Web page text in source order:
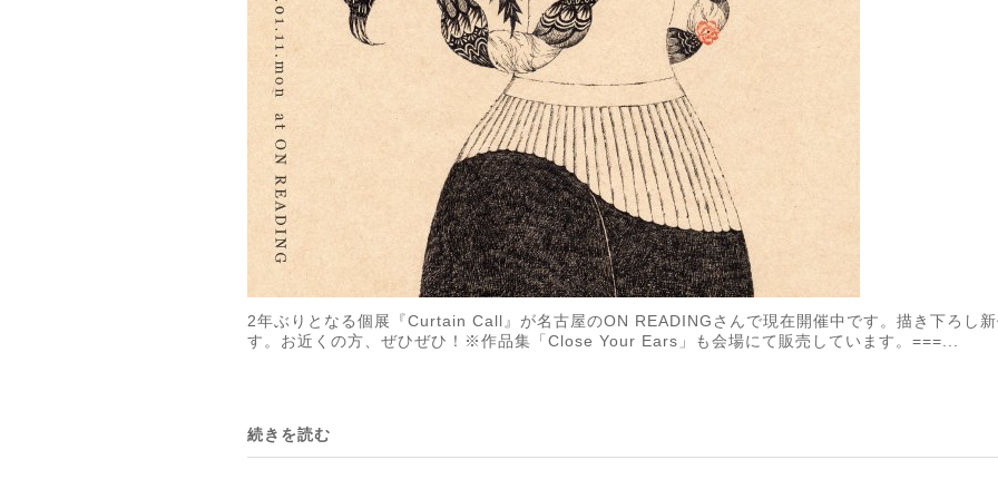
2年ぶりとなる個展『Curtain Call』が名古屋のON READINGさんで現在開催中です。描き下ろし
す。お近くの方、ぜひぜひ！※作品集「Close Your Ears」も会場にて販売しています。===...
続きを読む